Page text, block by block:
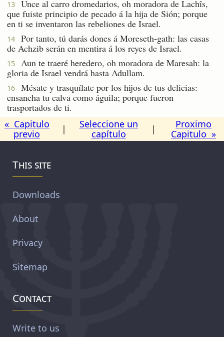
13
Unce al carro dromedarios, oh moradora de Lachîs,
que fuiste principio de pecado á la hija de Sión; porque
en ti se inventaron las rebeliones de Israel.
14
Por tanto, tú darás dones á Moreseth-gath: las casas
de Achzib serán en mentira á los reyes de Israel.
15
Aun te traeré heredero, oh moradora de Maresah: la
gloria de Israel vendrá hasta Adullam.
16
Mésate y trasquílate por los hijos de tus delicias:
ensancha tu calva como águila; porque fueron
trasportados de ti.
« Capitulo
previo
|
Seleccione un
capítulo
|
Proximo
Capitulo »
This site
Downloads
About
Privacy
Sitemap
Contact
Write to us